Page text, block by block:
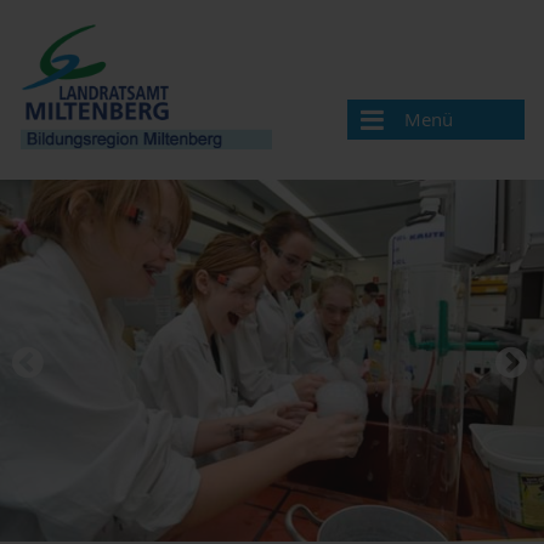
Menü
Bildungsregion
Aktuelles
Veranstaltungen / Termine
Veranstaltung melden
Bildungsregionen in Bayern
Angebote & Projekte